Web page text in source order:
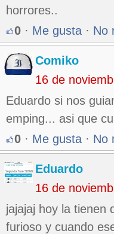
horrores..
0 · Me gusta · No
Comiko
16 de
Eduardo si nos
emping... asi que
0 · Me gusta · No
Eduardo
16 de
jajajaj hoy la tienen
furioso y cuando